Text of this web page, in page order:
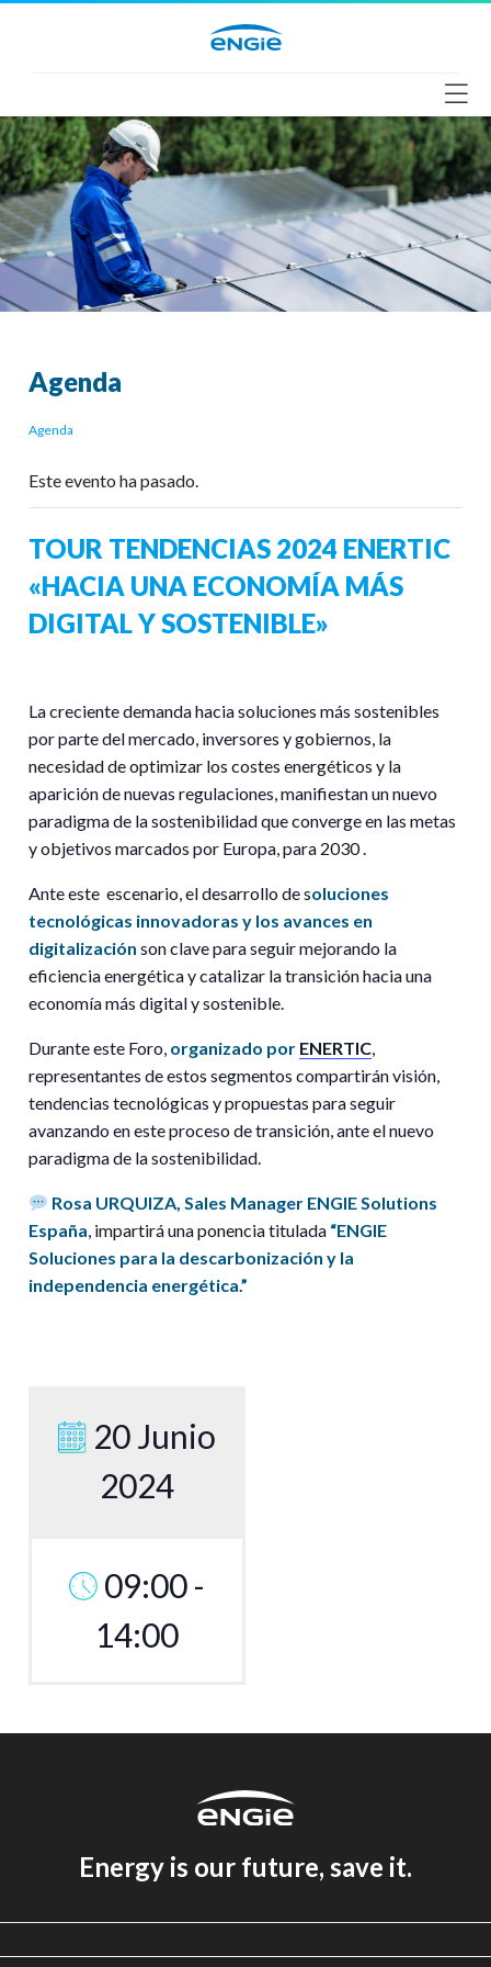
Agenda
Agenda
Este evento ha pasado.
TOUR TENDENCIAS 2024 ENERTIC
«HACIA UNA ECONOMÍA MÁS
DIGITAL Y SOSTENIBLE»
La creciente demanda hacia soluciones más sostenibles
por parte del mercado, inversores y gobiernos, la
necesidad de optimizar los costes energéticos y la
aparición de nuevas regulaciones, manifiestan un nuevo
paradigma de la sostenibilidad que converge en las metas
y objetivos marcados por Europa, para 2030 .
Ante este escenario, el desarrollo de soluciones
tecnológicas innovadoras y los avances en
digitalización son clave para seguir mejorando la
eficiencia energética y catalizar la transición hacia una
economía más digital y sostenible.
Durante este Foro, organizado por ENERTIC,
representantes de estos segmentos compartirán visión,
tendencias tecnológicas y propuestas para seguir
avanzando en este proceso de transición, ante el nuevo
paradigma de la sostenibilidad.
Rosa URQUIZA, Sales Manager ENGIE Solutions
España, impartirá una ponencia titulada “ENGIE
Soluciones para la descarbonización y la
independencia energética.”
20 Junio
2024
09:00 -
14:00
Energy is our future, save it.